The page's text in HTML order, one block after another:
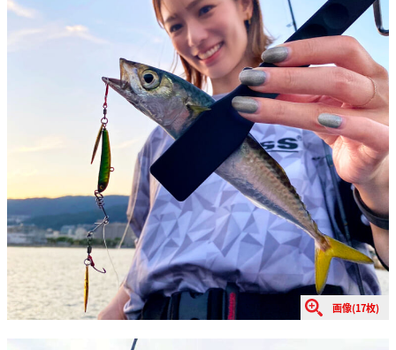
画像(17枚)